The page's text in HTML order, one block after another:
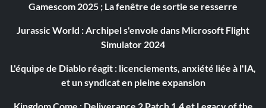
Gamescom 2025 ; La fenêtre de sortie se resserre
Jurassic World : Archipel s'envole dans Microsoft Flight
Simulator 2024
L'équipe de Diablo réagit : licenciements, anxiété liée à l'IA,
et un syndicat en pleine expansion